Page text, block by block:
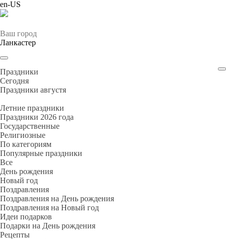
en-US
Ваш город
Ланкастер
Праздники
Cегодня
Праздники августя
Летние праздники
Праздники 2026 года
Государственные
Религиозные
По категориям
Популярные праздники
Все
День рождения
Новый год
Поздравления
Поздравления на День рождения
Поздравления на Новый год
Идеи подарков
Подарки на День рождения
Рецепты